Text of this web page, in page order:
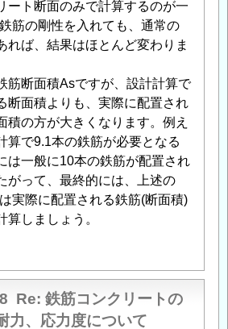
ート断面のみで計算するのが一
筋の剛性を入れても、通常の
れば、結果はほとんど変わりま
筋断面積Asですが、設計計算で
断面積よりも、実際に配置され
積の方が大きくなります。例え
算で9.1本の鉄筋が必要となる
は一般に10本の鉄筋が配置され
がって、最終的には、上述の
実際に配置される鉄筋(断面積)
算しましょう。
Re: 鉄筋コンクリートの
力、応力度について